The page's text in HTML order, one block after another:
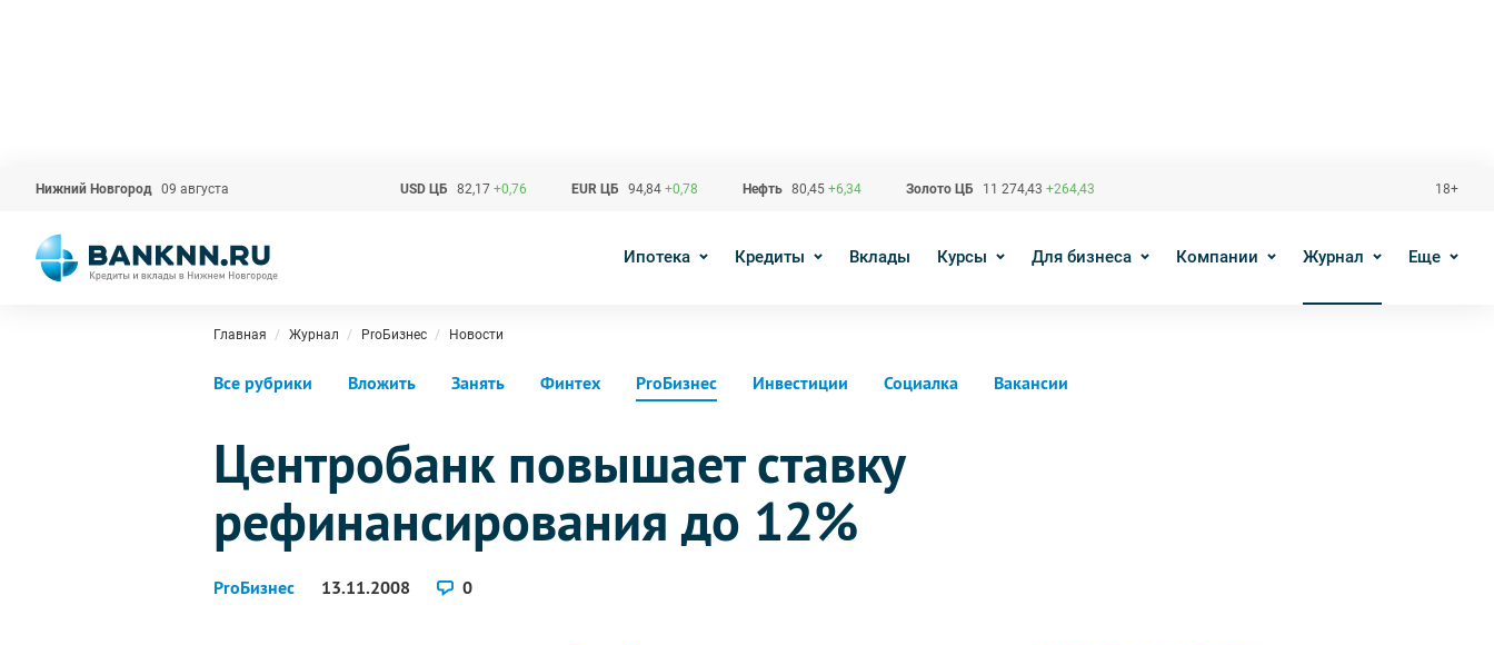
Нижний Новгород 09 августа USD ЦБ 82,17 +0,76 EUR ЦБ 94,84 +0,78 Нефть 80,45 +6,34 Золото ЦБ 11 274,43 +264,43 18+
Ипотека Кредиты Вклады Курсы Для бизнеса Компании Журнал Еще
Главная Журнал ProБизнес Новости
Все рубрики Вложить Занять Финтех ProБизнес Инвестиции Социалка Вакансии
Центробанк повышает ставку
рефинансирования до 12%
ProБизнес 13.11.2008 0